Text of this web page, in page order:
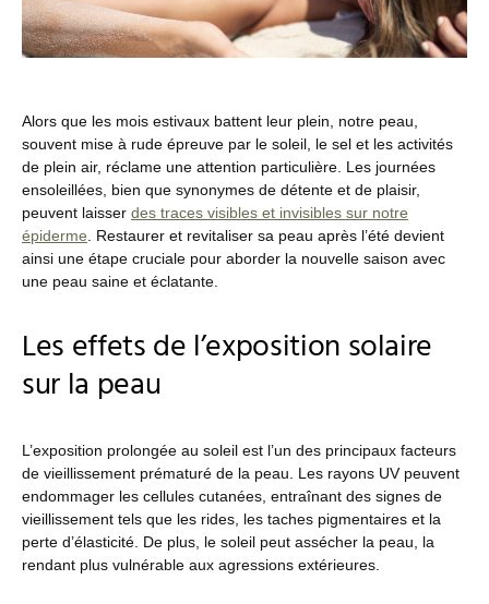
Alors que les mois estivaux battent leur plein, notre peau,
souvent mise à rude épreuve par le soleil, le sel et les activités
de plein air, réclame une attention particulière. Les journées
ensoleillées, bien que synonymes de détente et de plaisir,
peuvent laisser des traces visibles et invisibles sur notre
épiderme . Restaurer et revitaliser sa peau après l’été devient
ainsi une étape cruciale pour aborder la nouvelle saison avec
une peau saine et éclatante.
Les effets de l’exposition solaire
sur la peau
L’exposition prolongée au soleil est l’un des principaux facteurs
de vieillissement prématuré de la peau. Les rayons UV peuvent
endommager les cellules cutanées, entraînant des signes de
vieillissement tels que les rides, les taches pigmentaires et la
perte d’élasticité. De plus, le soleil peut assécher la peau, la
rendant plus vulnérable aux agressions extérieures.